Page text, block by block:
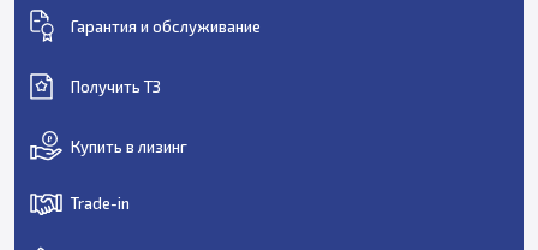
Гарантия и обслуживание
Получить ТЗ
Купить в лизинг
Trade-in